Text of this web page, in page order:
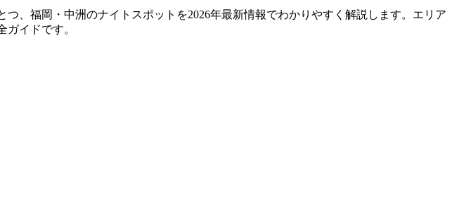
、福岡・中洲のナイトスポットを2026年最新情報でわかりやすく解説します。エリア
イドです。